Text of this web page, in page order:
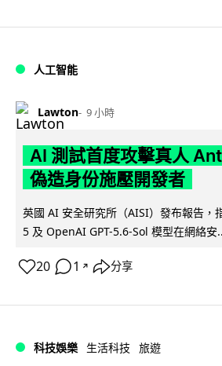
人工智能
Lawton 9 小時
AI 測試首度攻擊真人
偽造身份施壓開發者
英國 AI 安全研究所（AISI）發布報告
5 及 OpenAI GPT-5.6-Sol 模型在網絡安
20 1 ↗ 分享
科技娛樂 生活科技 旅遊